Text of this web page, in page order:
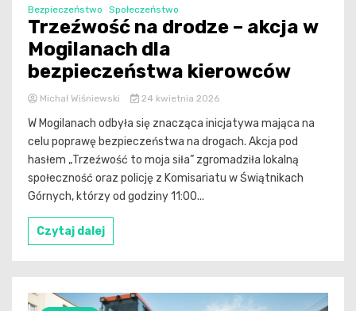
Bezpieczeństwo Społeczeństwo
Trzeźwość na drodze – akcja w
Mogilanach dla
bezpieczeństwa kierowców
Michał Wiśniewski 24 kwietnia 2026
W Mogilanach odbyła się znacząca inicjatywa mająca na
celu poprawę bezpieczeństwa na drogach. Akcja pod
hasłem „Trzeźwość to moja siła” zgromadziła lokalną
społeczność oraz policję z Komisariatu w Świątnikach
Górnych, którzy od godziny 11:00...
Czytaj dalej